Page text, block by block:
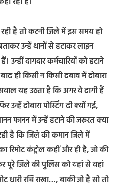
रही है तो कटनी जिले में इस समय हो
उन्हें थानों से हटाकर लाइन
दागदार कर्मचारियों को हटाने
ही किसी न किसी दबाव में दोबारा
यह उठता है कि अगर वे दागी हैं
उन्हें दोबारा पोस्टिंग दी क्यों गई,
फानन में उन्हें हटाने की जरूरत क्या
है कि जिले की कमान जिले में
रिमोट कंट्रोल कहीं और ही है, जो की
पूरे जिले की पुलिस को यहां से वहां
धारी रचि राखा…, बाकी जो है सो तो